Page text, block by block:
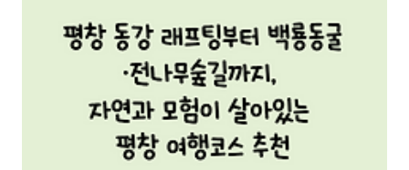
성 – 역사와 자연이 공존하는 국가유산 5. 해미읍성 왕 꽈배기 – 줄 서서
먹는 로컬 맛집 6. 추천 코스 순서 서산 관광 및 맛집 추천 바로가기1. 간
월암 – 바다와 절의 조화로운 풍경입장료: 무료특징..